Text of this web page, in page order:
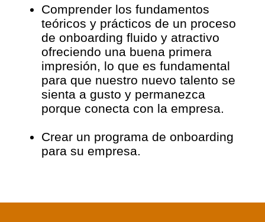
Comprender los fundamentos
teóricos y prácticos de un proceso
de onboarding fluido y atractivo
ofreciendo una buena primera
impresión, lo que es fundamental
para que nuestro nuevo talento se
sienta a gusto y permanezca
porque conecta con la empresa.
Crear un programa de onboarding
para su empresa.